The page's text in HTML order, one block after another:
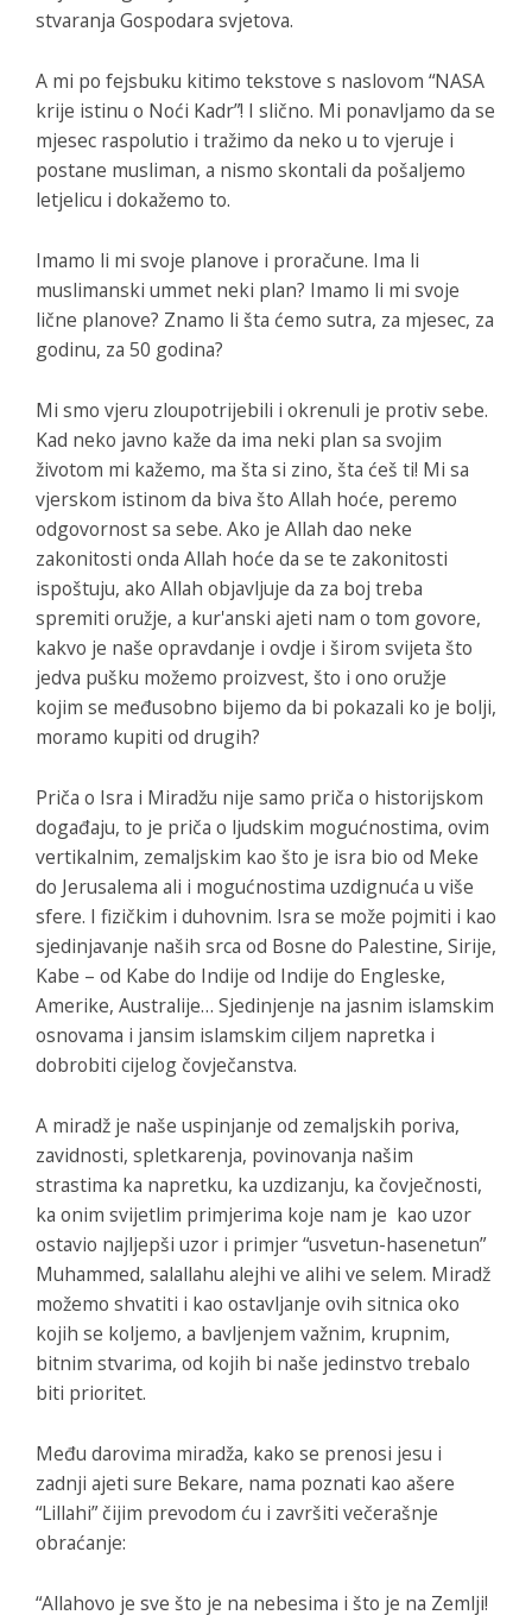
stvaranja Gospodara svjetova.
A mi po fejsbuku kitimo tekstove s naslovom “NASA
krije istinu o Noći Kadr”! I slično. Mi ponavljamo da se
mjesec raspolutio i tražimo da neko u to vjeruje i
postane musliman, a nismo skontali da pošaljemo
letjelicu i dokažemo to.
Imamo li mi svoje planove i proračune. Ima li
muslimanski ummet neki plan? Imamo li mi svoje
lične planove? Znamo li šta ćemo sutra, za mjesec, za
godinu, za 50 godina?
Mi smo vjeru zloupotrijebili i okrenuli je protiv sebe.
Kad neko javno kaže da ima neki plan sa svojim
životom mi kažemo, ma šta si zino, šta ćeš ti! Mi sa
vjerskom istinom da biva što Allah hoće, peremo
odgovornost sa sebe. Ako je Allah dao neke
zakonitosti onda Allah hoće da se te zakonitosti
ispoštuju, ako Allah objavljuje da za boj treba
spremiti oružje, a kur'anski ajeti nam o tom govore,
kakvo je naše opravdanje i ovdje i širom svijeta što
jedva pušku možemo proizvest, što i ono oružje
kojim se međusobno bijemo da bi pokazali ko je bolji,
moramo kupiti od drugih?
Priča o Isra i Miradžu nije samo priča o historijskom
događaju, to je priča o ljudskim mogućnostima, ovim
vertikalnim, zemaljskim kao što je isra bio od Meke
do Jerusalema ali i mogućnostima uzdignuća u više
sfere. I fizičkim i duhovnim. Isra se može pojmiti i kao
sjedinjavanje naših srca od Bosne do Palestine, Sirije,
Kabe – od Kabe do Indije od Indije do Engleske,
Amerike, Australije… Sjedinjenje na jasnim islamskim
osnovama i jansim islamskim ciljem napretka i
dobrobiti cijelog čovječanstva.
A miradž je naše uspinjanje od zemaljskih poriva,
zavidnosti, spletkarenja, povinovanja našim
strastima ka napretku, ka uzdizanju, ka čovječnosti,
ka onim svijetlim primjerima koje nam je kao uzor
ostavio najljepši uzor i primjer “usvetun-hasenetun”
Muhammed, salallahu alejhi ve alihi ve selem. Miradž
možemo shvatiti i kao ostavljanje ovih sitnica oko
kojih se koljemo, a bavljenjem važnim, krupnim,
bitnim stvarima, od kojih bi naše jedinstvo trebalo
biti prioritet.
Među darovima miradža, kako se prenosi jesu i
zadnji ajeti sure Bekare, nama poznati kao ašere
“Lillahi” čijim prevodom ću i završiti večerašnje
obraćanje:
“Allahovo je sve što je na nebesima i što je na Zemlji!